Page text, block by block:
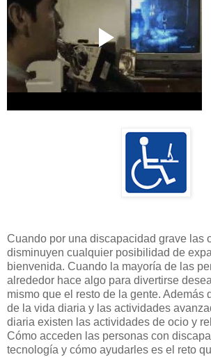
Cuando por una discapacidad grave las
disminuyen cualquier posibilidad de
bienvenida. Cuando la mayoría de las
alrededor hace algo para divertirse
mismo que el resto de la gente. Además
de la vida diaria y las actividades
diaria existen las actividades de ocio y
Cómo acceden las personas con
tecnología y cómo ayudarles es el reto